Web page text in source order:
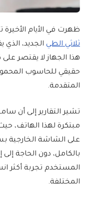
ظهرت في الأيام
ثلاثي الطي
هذا الجهاز لا يقتصر على
حقيقي للحاسوب
المتقدمة.
تشير التقارير إلى أن
مبتكرة لهذا الهاتف،
على الشاشة الخارجية
بالكامل، دون الحاجة
المستخدم تجربة أكثر
المختلفة.